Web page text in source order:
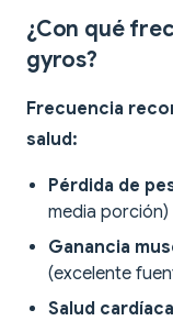
¿Con qué
gyros?
Frecuencia
salud:
Pérdida de
media porción)
Ganancia
(excelente
Salud